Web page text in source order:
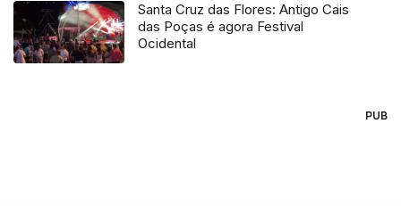
Santa Cruz das Flores: Antigo Cais
das Poças é agora Festival
Ocidental
PUB